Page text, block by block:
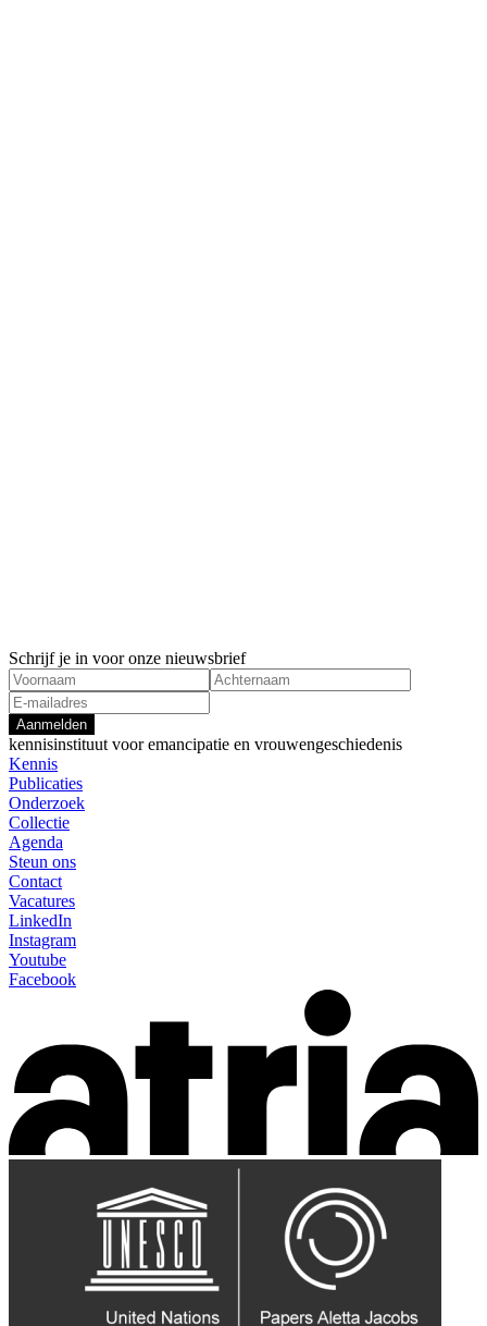
Schrijf je in voor onze nieuwsbrief
Aanmelden
kennisinstituut voor emancipatie en vrouwengeschiedenis
Kennis
Publicaties
Onderzoek
Collectie
Agenda
Steun ons
Contact
Vacatures
LinkedIn
Instagram
Youtube
Facebook